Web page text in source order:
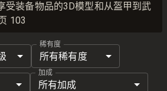
受装备物品的3D模型和从盔甲到武
103
稀有度
所有稀有度
加成
所有加成